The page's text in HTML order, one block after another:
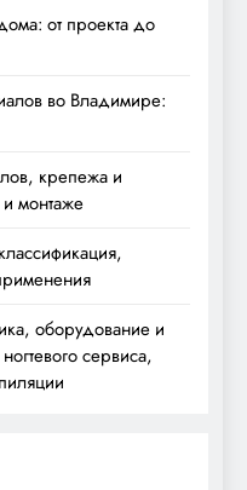
от проекта до
во Владимире:
крепежа и
и монтаже
оборудование и
сервиса,